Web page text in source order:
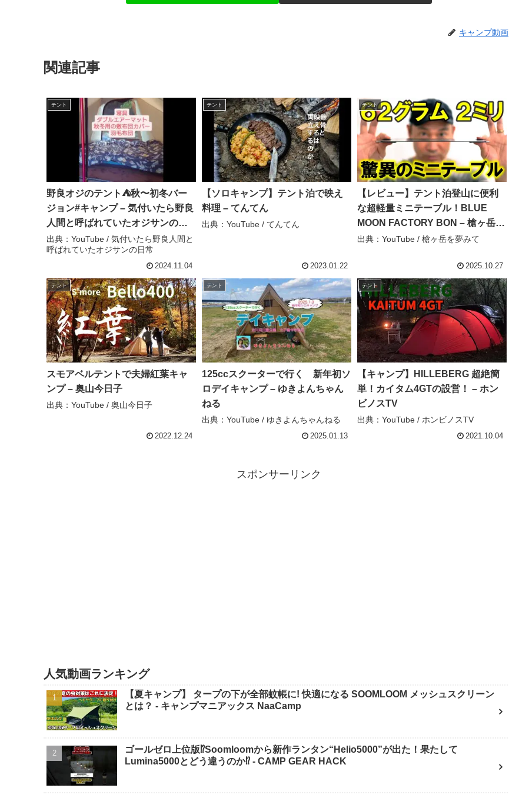
キャンプ動画
関連記事
テント
野良オジのテント⛺️秋〜初冬バー
ジョン#キャンプ – 気付いたら野良
人間と呼ばれていたオジサンの日
常
出典：YouTube / 気付いたら野良人間と
呼ばれていたオジサンの日常
2024.11.04
テント
【ソロキャンプ】テント泊で映え
料理 – てんてん
出典：YouTube / てんてん
2023.01.22
テント
【レビュー】テント泊登山に便利
な超軽量ミニテーブル！BLUE
MOON FACTORY BON – 槍ヶ岳を
夢みて[槍夢]
出典：YouTube / 槍ヶ岳を夢みて
2025.10.27
テント
スモアベルテントで夫婦紅葉キャ
ンプ – 奥山今日子
出典：YouTube / 奥山今日子
2022.12.24
テント
125ccスクーターで行く 新年初ソ
ロデイキャンプ – ゆきよんちゃん
ねる
出典：YouTube / ゆきよんちゃんねる
2025.01.13
テント
【キャンプ】HILLEBERG 超絶簡
単！カイタム4GTの設営！ – ホン
ビノスTV
出典：YouTube / ホンビノスTV
2021.10.04
スポンサーリンク
人気動画ランキング
【夏キャンプ】 タープの下が全部蚊帳に! 快適になる SOOMLOOM メッシュスクリーン
とは？ - キャンプマニアックス NaaCamp
ゴールゼロ上位版⁉️Soomloomから新作ランタン“Helio5000”が出た！果たして
Lumina5000とどう違うのか⁉️ - CAMP GEAR HACK